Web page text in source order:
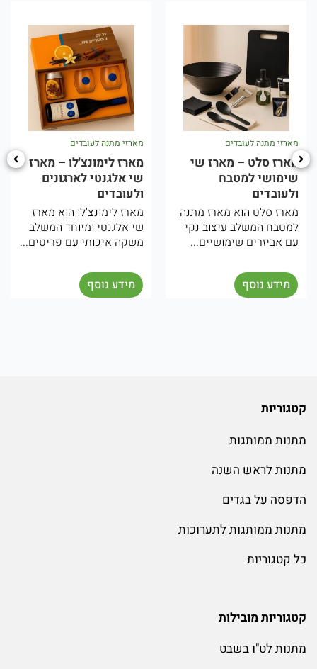
מארזי מתנה לעובדים
מארז סלט – מארז שי
שימושי למטבח
ולעובדים
מארז סלט הוא מארז מתנה
למטבח המשלב עיצוב נקי
עם אביזרים שימושיים...
מידע נוסף
מארזי מתנה לעובדים
מארז לימונצ'לו – מארז
שי אלגנטי לארגונים
ולעובדים
מארז לימונצ'לו הוא מארז
שי אלגנטי ומיוחד המשלב
משקה איכותי עם פריטים...
מידע נוסף
קטגוריות
מתנות ממותגות
מתנות לראש השנה
הדפסה על בגדים
מתנות ממותגות לתערוכות
כל קטגוריות
קטגוריות מובילות
מתנות לט"ו בשבט